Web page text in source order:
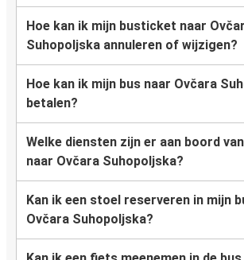
Hoe kan ik mijn busticket naar
Suhopoljska annuleren of wijzigen?
Hoe kan ik mijn bus naar Ovčara
betalen?
Welke diensten zijn er aan boord
naar Ovčara Suhopoljska?
Kan ik een stoel reserveren in mijn
Ovčara Suhopoljska?